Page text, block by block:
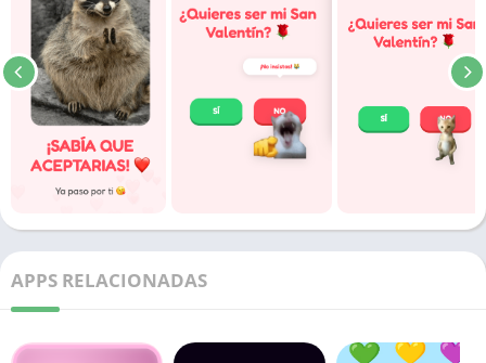
APPS RELACIONADAS